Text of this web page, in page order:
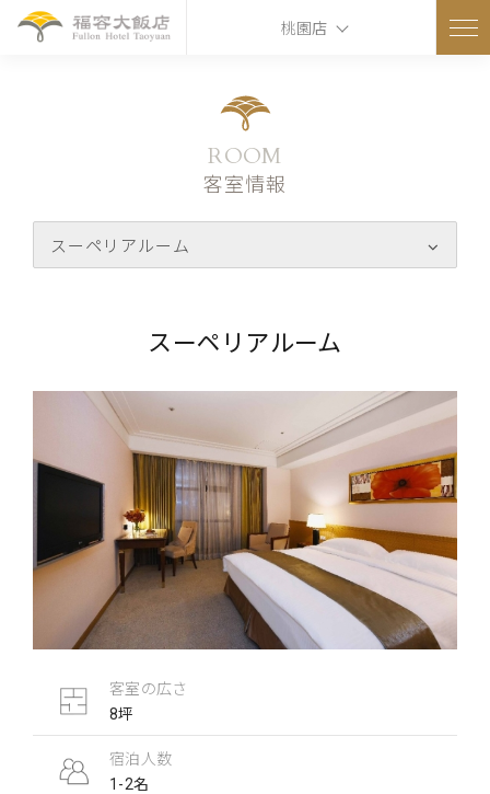
桃園店
ROOM
客室情報
スーペリアルーム
スーペリアルーム
客室の広さ
8坪
宿泊人数
1-2名